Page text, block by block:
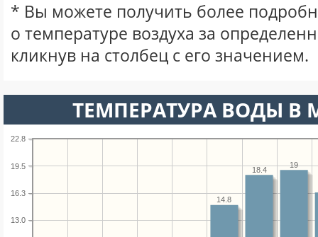
* Вы можете получить более
о температуре воздуха за
кликнув на столбец с его значением.
ТЕМПЕРАТУРА ВОДЫ В
13.0
16.3
19.5
22.8
19
18.4
14.8